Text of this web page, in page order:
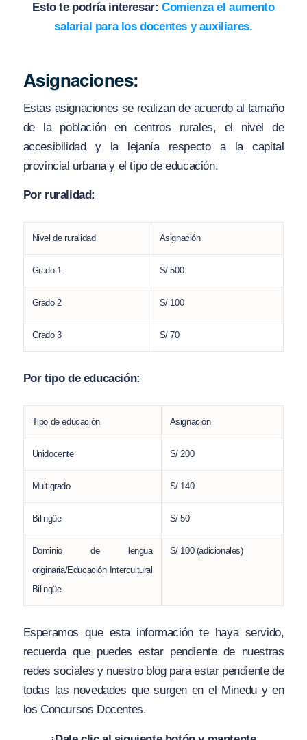
Esto te podría interesar:Comienza el aumento
salarial para los docentes y auxiliares.
Asignaciones:
Estas asignaciones se realizan de acuerdo al tamaño
de la población en centros rurales, el nivel de
accesibilidad y la lejanía respecto a la capital
provincial urbana y el tipo de educación.
Por ruralidad:
Nivel de ruralidad Asignación
Grado 1 S/ 500
Grado 2 S/ 100
Grado 3 S/ 70
Por tipo de educación:
Tipo de educación Asignación
Unidocente S/ 200
Multigrado S/ 140
Bilingüe S/ 50
Dominio de lengua
originaria/Educación Intercultural
Bilingüe
S/ 100 (adicionales)
Esperamos que esta información te haya servido,
recuerda que puedes estar pendiente de nuestras
redes sociales y nuestro blog para estar pendiente de
todas las novedades que surgen en el Minedu y en
los Concursos Docentes.